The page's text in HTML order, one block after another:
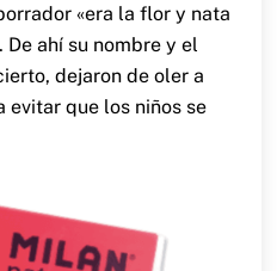
«era la flor y nata
ahí su nombre y el
dejaron de oler a
evitar que los niños se